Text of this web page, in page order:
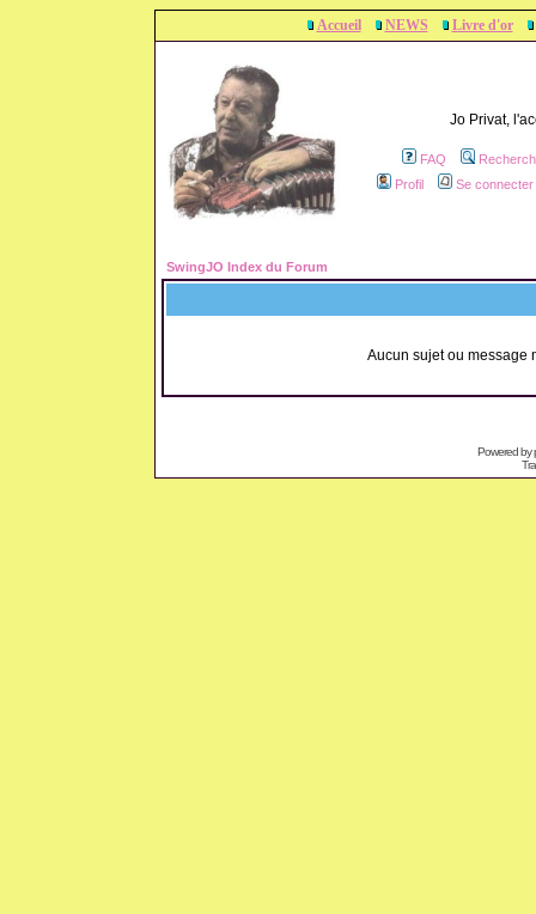
Accueil NEWS Livre d'or
Jo Privat,
FAQ
Profil
Se
SwingJO Index du Forum
Aucun sujet ou message
Powered by